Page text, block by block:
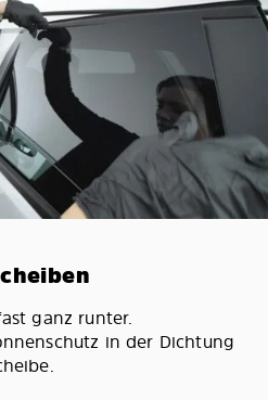
ganz runter.
in der Dichtung